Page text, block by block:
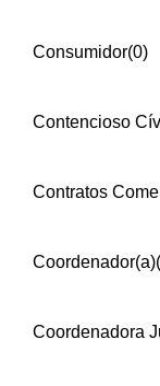
Consumidor(0)
Contencioso
Contratos
Coordenador(a)
Coordenadora